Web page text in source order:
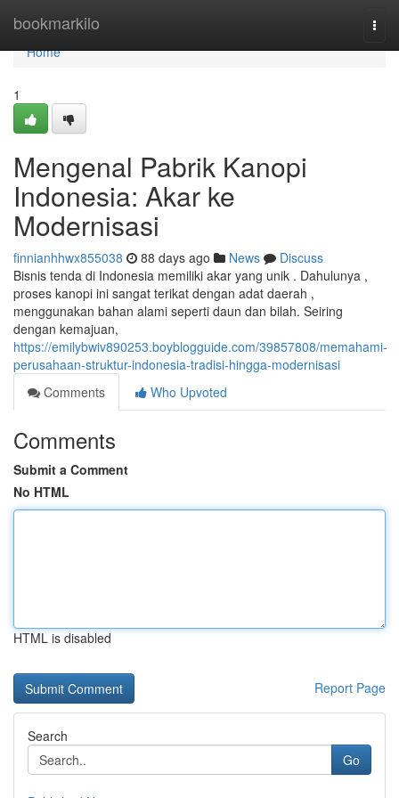
bookmarkilo
Home
Home
1
Mengenal Pabrik Kanopi
Indonesia: Akar ke
Modernisasi
finnianhhwx855038 88 days ago News
Discuss
Bisnis tenda di Indonesia memiliki akar yang unik . Dahulunya ,
proses kanopi ini sangat terikat dengan adat daerah ,
menggunakan bahan alami seperti daun dan bilah. Seiring
dengan kemajuan,
https://emilybwiv890253.boyblogguide.com/39857808/memahami-
perusahaan-struktur-indonesia-tradisi-hingga-modernisasi
Comments
Who Upvoted
Comments
Submit a Comment
No HTML
HTML is disabled
Report Page
Search
Go